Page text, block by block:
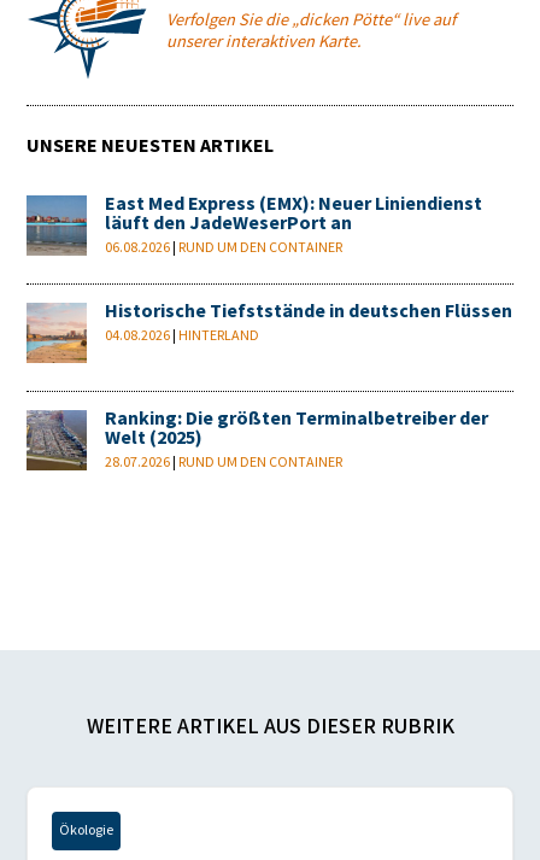
Verfolgen Sie die „dicken Pötte“ live auf
unserer interaktiven Karte.
UNSERE NEUESTEN ARTIKEL
East Med Express (EMX): Neuer Liniendienst
läuft den JadeWeserPort an
06.08.2026 |RUND UM DEN CONTAINER
Historische Tiefststände in deutschen Flüssen
04.08.2026 |HINTERLAND
Ranking: Die größten Terminalbetreiber der
Welt (2025)
28.07.2026 |RUND UM DEN CONTAINER
WEITERE ARTIKEL AUS DIESER RUBRIK
Ökologie